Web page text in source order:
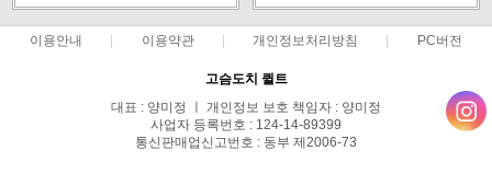
이용안내 이용약관 개인정보처리방침 PC버전
고슴도치 퀼트
대표 : 양미정 ㅣ 개인정보 보호 책임자 : 양미정
사업자 등록번호 : 124-14-89399
통신판매업신고번호 : 동부 제2006-73